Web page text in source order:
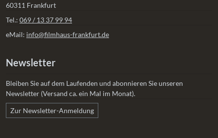
60311 Frankfurt
Tel.: 069 / 13 37 99 94
eMail: info@filmhaus-frankfurt.de
Newsletter
Bleiben Sie auf dem Laufenden und abonnieren Sie unseren
Newsletter (Versand ca. ein Mal im Monat).
Zur Newsletter-Anmeldung